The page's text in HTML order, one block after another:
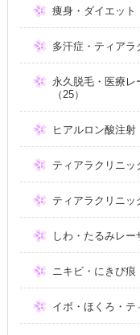
痩身・ダイエット
多汗症・ティアラ
永久脱毛・医療レ
（25）
ヒアルロン酸注射
ティアラクリニッ
ティアラクリニッ
しわ・たるみレー
ニキビ・にきび痕
イボ・ほくろ・テ